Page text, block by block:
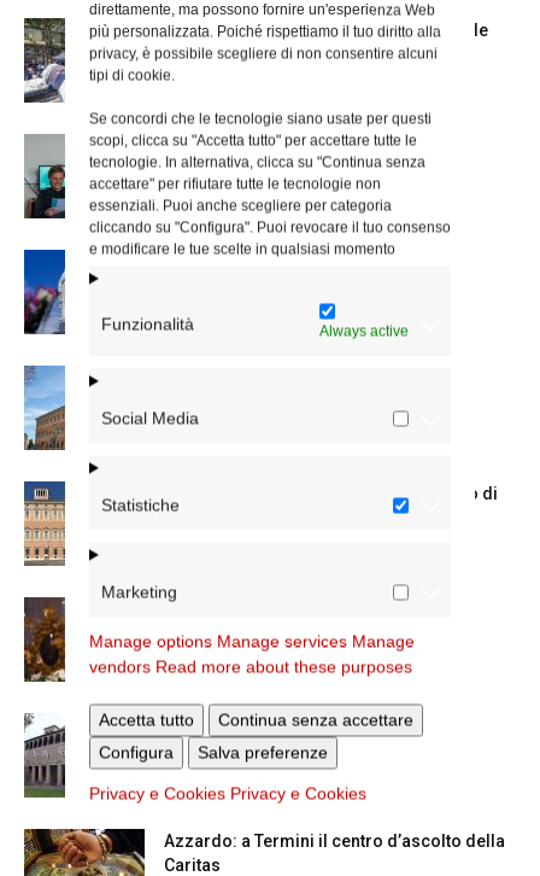
direttamente, ma possono fornire un'esperienza Web
più personalizzata. Poiché rispettiamo il tuo diritto alla
privacy, è possibile scegliere di non consentire alcuni
tipi di cookie.
Se concordi che le tecnologie siano usate per questi
scopi, clicca su "Accetta tutto" per accettare tutte le
tecnologie. In alternativa, clicca su "Continua senza
accettare" per rifiutare tutte le tecnologie non
essenziali. Puoi anche scegliere per categoria
cliccando su "Configura". Puoi revocare il tuo consenso
e modificare le tue scelte in qualsiasi momento
Funzionalità Always active
Social Media
Statistiche
Marketing
Manage options Manage services Manage
vendors Read more about these purposes
Accetta tutto
Continua senza accettare
Configura
Salva preferenze
Privacy e Cookies Privacy e Cookies
Spin Time: la dichiarazione del cardinale
vicario
Scienze Applicate, la nuova proposta
dell’Istituto Paritario Sant’Apollinare
Dal 28 al 31 agosto il pellegrinaggio
Chiusura estiva degli Uffici del Vicariato di
Roma
La Madonna della Neve a Santa Maria
Maggiore
La Giornata mondiale dei nonni e degli
anziani: l’omelia del cardinale...
Azzardo: a Termini il centro d’ascolto della
Caritas